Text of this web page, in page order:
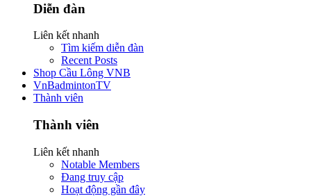
Diễn đàn
Liên kết nhanh
Tìm kiếm diễn đàn
Recent Posts
Shop Cầu Lông VNB
VnBadmintonTV
Thành viên
Thành viên
Liên kết nhanh
Notable Members
Đang truy cập
Hoạt động gần đây